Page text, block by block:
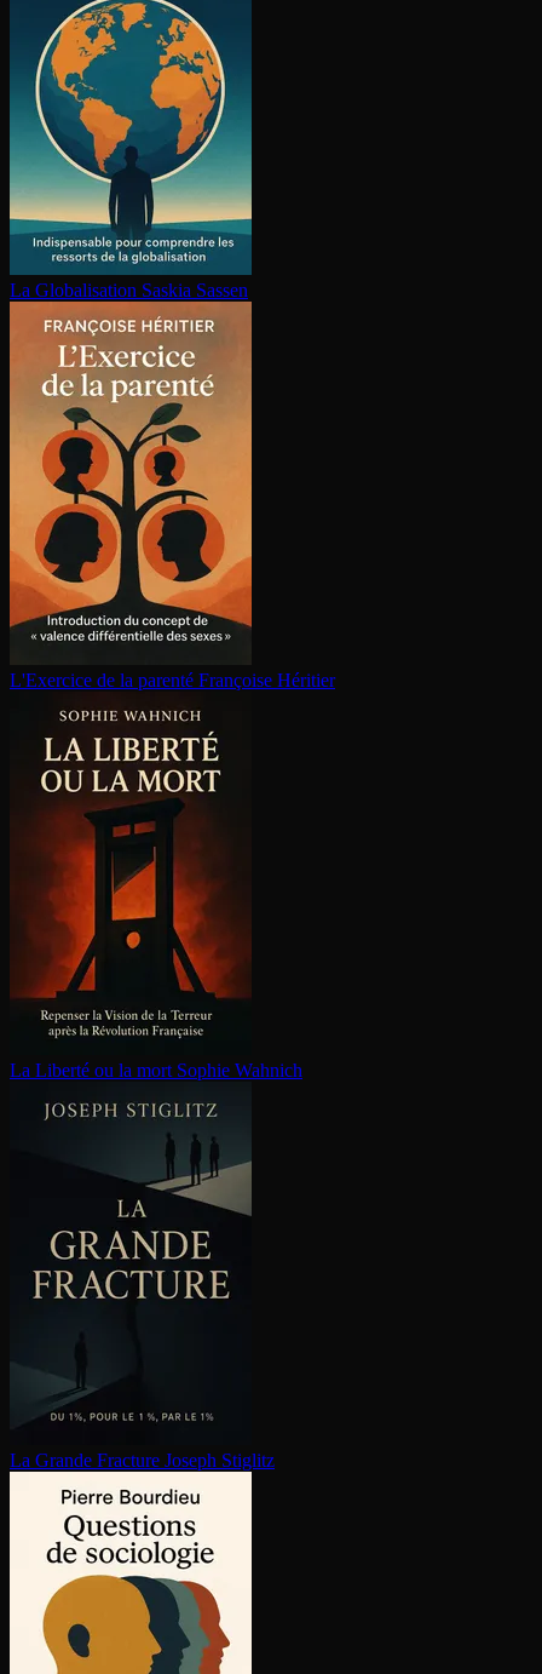
La Glo­ba­li­sa­tion Saskia Sassen
L'Exercice de la parenté Françoise Héritier
La Liberté ou la mort Sophie Wahnich
La Grande Fracture Joseph Stiglitz